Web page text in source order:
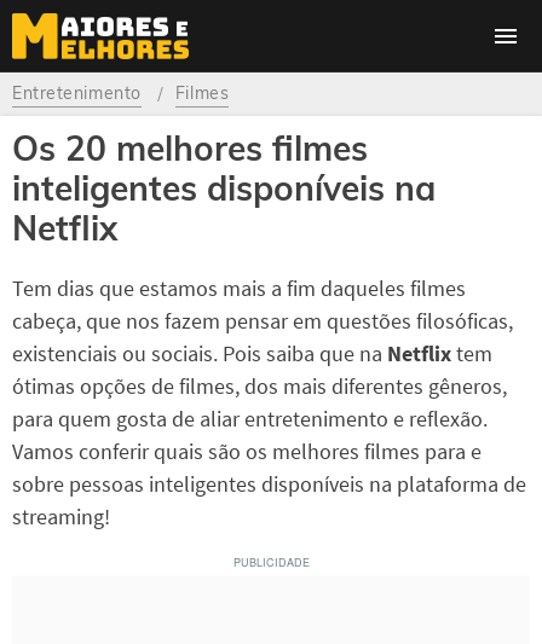
Entretenimento Filmes
Os 20 melhores filmes
inteligentes disponíveis na
Netflix
Tem dias que estamos mais a fim daqueles filmes
cabeça, que nos fazem pensar em questões filosóficas,
existenciais ou sociais. Pois saiba que na Netflixtem
ótimas opções de filmes, dos mais diferentes gêneros,
para quem gosta de aliar entretenimento e reflexão.
Vamos conferir quais são os melhores filmes para e
sobre pessoas inteligentes disponíveis na plataforma de
streaming!